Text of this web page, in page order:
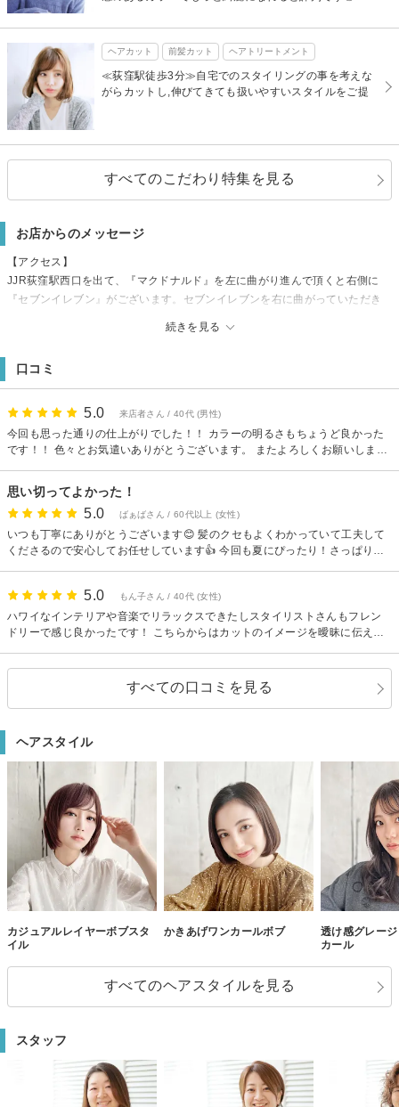
ヘアカット 前髪カット ヘアトリートメント
≪荻窪駅徒歩3分≫自宅でのスタイリングの事を考えな
がらカットし,伸びてきても扱いやすいスタイルをご提
すべてのこだわり特集を見る
お店からのメッセージ
続きを見る
【アクセス】
JJR荻窪駅西口を出て、『マクドナルド』を左に曲がり進んで頂くと右側に
『セブンイレブン』がございます。セブンイレブンを右に曲がっていただき
にnaluがございます。《荻窪/カット/カラー/白髪/グレイ/パーマ/オーガニッ
【駐車場】
近くにパーキング有り
【備考】
道が分からなければお気軽にお電話下さい♪最初から最後まで経験豊富なスタ
イリストが担当☆プライベート空間でお待ちしてます♪オーガニック＆ナノミ
口コミ
5.0 来店者さん / 40代 (男性)
今回も思った通りの仕上がりでした！！ カラーの明るさもちょうど良かった
です！！ 色々とお気遣いありがとうございます。 またよろしくお願いしま
思い切ってよかった！
5.0 ばぁばさん / 60代以上 (女性)
いつも丁寧にありがとうございます😊 髪のクセもよくわかっていて工夫して
くださるので安心してお任せしています👍 今回も夏にぴったり！さっぱりと
5.0 もん子さん / 40代 (女性)
ハワイなインテリアや音楽でリラックスできたしスタイリストさんもフレン
ドリーで感じ良かったです！ こちらからはカットのイメージを曖昧に伝えた
すべての口コミを見る
ヘアスタイル
カジュアルレイヤーボブスタ
イル
かきあげワンカールボブ
透け感グレー
カール
すべてのヘアスタイルを見る
スタッフ